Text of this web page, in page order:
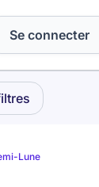
Se connecter
Lune